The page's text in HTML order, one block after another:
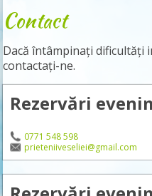
Contact
Dacă întâmpinați dificultăți
contactați-ne.
Rezervări
0771 548 598
prieteniiveseliei@gmail.com